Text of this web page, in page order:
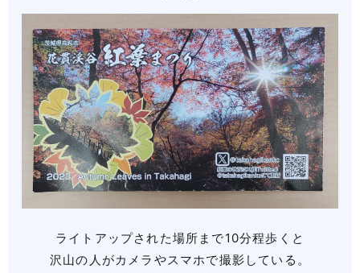
ライトアップされた場所まで10分程歩くと
沢山の人がカメラやスマホで撮影している。